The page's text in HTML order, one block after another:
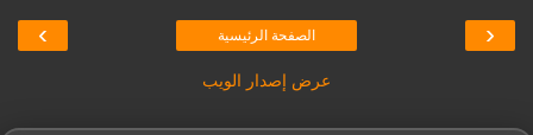
‹
› الصفحة الرئيسية
عرض إصدار الويب